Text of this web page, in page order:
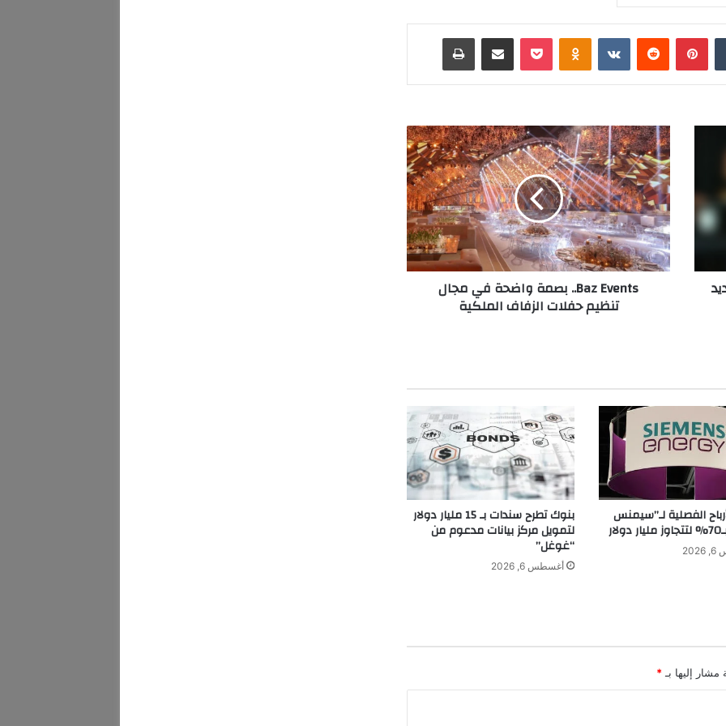
‏Tumblr بينتيريست ‏Reddit
‏VKontakte
Odnoklassniki
‫Pocket مشاركة عبر البريد طباعة
B
a
z
E
v
e
n
t
s
و
ا
ض
ح
ي
م
ج
م
ف
Baz Events.. بصمة واضحة في مجال
تنظيم حفلات الزفاف الملكية
الفصلية لـ”سيمنس بنوك تطرح سندات بـ 15 مليار دولار
لتمويل مركز بيانات مدعوم من
“غوغل”
أغسطس 6, 2026
مشار إليها بـ *